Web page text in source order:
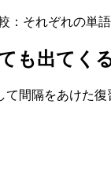
：それぞれの単
も出てく
て間隔をあけた